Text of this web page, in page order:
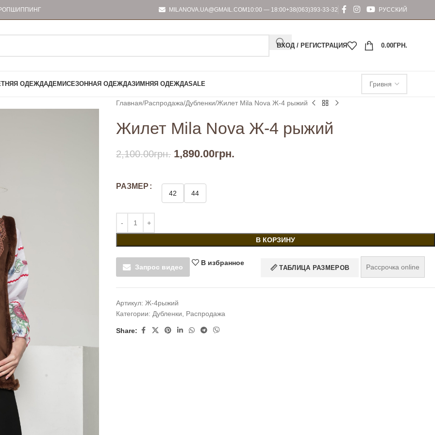
MILANOVA.UA@GMAIL.COM 10:00 — 18:00+38(063)393-33-32 РУССКИЙ
ВХОД / РЕГИСТРАЦИЯ 0.00ГРН.
ОДЕЖДАДЕМИСЕЗОННАЯ ОДЕЖДАЗИМНЯЯ ОДЕЖДАSALE
Главная Распродажа Дубленки Жилет Mila Nova Ж-4 рыжий
Жилет Mila Nova Ж-4 рыжий
2,100.00грн. 1,890.00грн.
РАЗМЕР
42 44
В КОРЗИНУ
Запрос видео
В избранное
ТАБЛИЦА РАЗМЕРОВ Рассрочка online
Артикул: Ж-4рыжий
Категории: Дубленки Распродажа
Share: